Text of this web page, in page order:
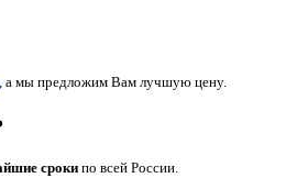
, а мы предложим Вам лучшую цену.
сроки по всей России.